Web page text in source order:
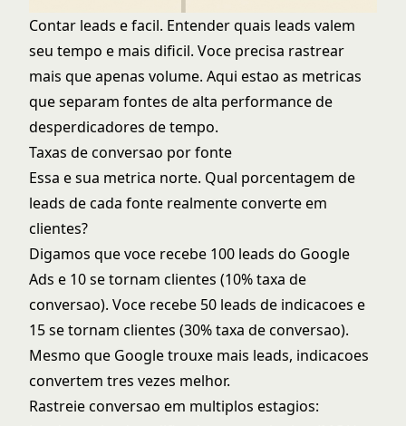
Contar leads e facil. Entender quais leads valem
seu tempo e mais dificil. Voce precisa rastrear
mais que apenas volume. Aqui estao as metricas
que separam fontes de alta performance de
desperdicadores de tempo.
Taxas de conversao por fonte
Essa e sua metrica norte. Qual porcentagem de
leads de cada fonte realmente converte em
clientes?
Digamos que voce recebe 100 leads do Google
Ads e 10 se tornam clientes (10% taxa de
conversao). Voce recebe 50 leads de indicacoes e
15 se tornam clientes (30% taxa de conversao).
Mesmo que Google trouxe mais leads, indicacoes
convertem tres vezes melhor.
Rastreie conversao em multiplos estagios: